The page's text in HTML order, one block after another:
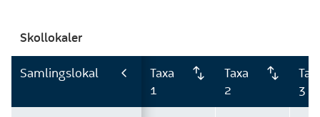
Skollokaler
Samlingslokal
Taxa
1
Taxa
2
3